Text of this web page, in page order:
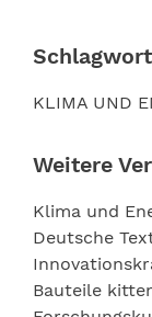
KLIMA UND
Weitere
Klima und
Deutsche
Bauteile